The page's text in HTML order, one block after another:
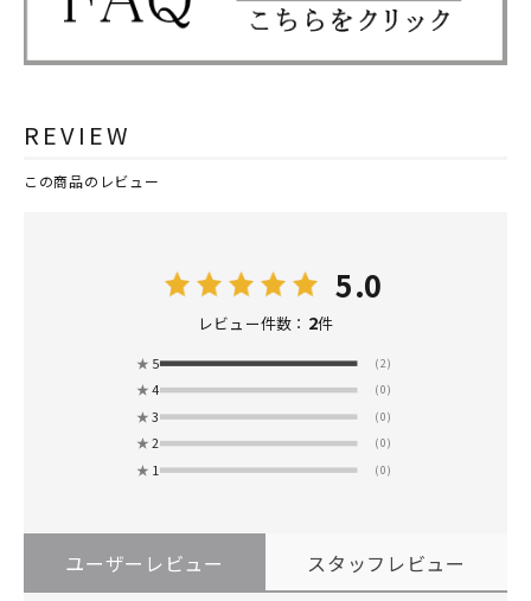
REVIEW
この商品のレビュー
5.0
レビュー件数： 2件
★ 5 (2)
★ 4 (0)
★ 3 (0)
★ 2 (0)
★ 1 (0)
ユーザーレビュー スタッフレビュー